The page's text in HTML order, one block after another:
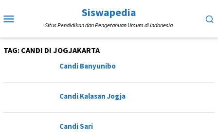
ke
Mobile
Siswapedia
Situs Pendidikan dan Pengetahuan Umum di Indonesia
TAG: CANDI DI JOGJAKARTA
Candi Banyunibo
Candi Kalasan Jogja
Candi Sari